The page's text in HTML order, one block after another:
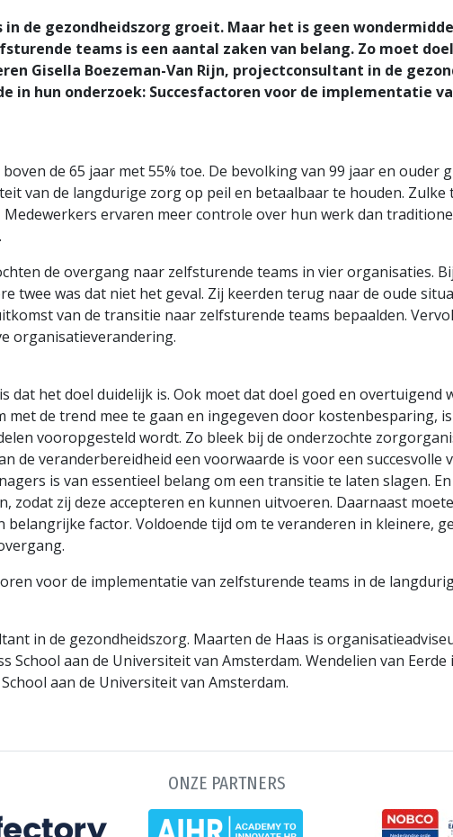
de gezondheidszorg groeit. Maar het is geen
teams is een aantal zaken van belang. Zo moet
Gisella Boezeman-Van Rijn, projectconsultant in de
in hun onderzoek: Succesfactoren voor de implementatie
de 65 jaar met 55% toe. De bevolking van 99 jaar en ouder
van de langdurige zorg op peil en betaalbaar te houden.
ervaren meer controle over hun werk dan
de overgang naar zelfsturende teams in vier organisaties.
twee was dat niet het geval. Zij keerden terug naar de oude
van de transitie naar zelfsturende teams bepaalden.
organisatieverandering.
dat het doel duidelijk is. Ook moet dat doel goed en overtuigend
met de trend mee te gaan en ingegeven door kostenbesparing,
vooropgesteld wordt. Zo bleek bij de onderzochte
de veranderbereidheid een voorwaarde is voor een
is van essentieel belang om een transitie te laten slagen.
zodat zij deze accepteren en kunnen uitvoeren. Daarnaast
factor. Voldoende tijd om te veranderen in kleinere,
voor de implementatie van zelfsturende teams in de
in de gezondheidszorg. Maarten de Haas is
School aan de Universiteit van Amsterdam. Wendelien van
aan de Universiteit van Amsterdam.
ONZE PARTNERS